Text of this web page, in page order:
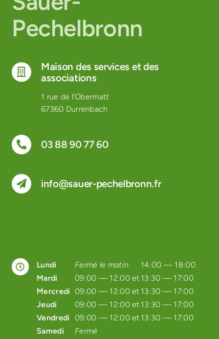
Pechelbronn
Maison des services et des
associations
1 rue de l’Obermatt
67360 Durrenbach
03 88 90 77 60
info@sauer-pechelbronn.fr
Lundi Fermé le matin
14:00 — 18:00
Mardi
09:00 — 12:00 et 13:30 — 17:00
Mercredi 09:00 — 12:00 et 13:30 — 17:00
Jeudi
09:00 — 12:00 et 13:30 — 17:00
Vendredi
09:00 — 12:00 et 13:30 — 17:00
Samedi
Fermé